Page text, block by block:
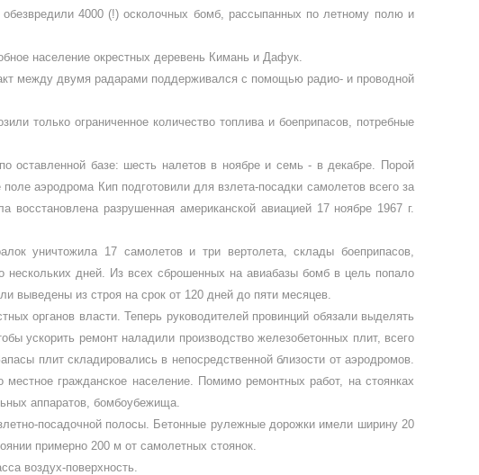
4000 (!) осколочных бомб, рассыпанных по летному полю и
население окре­стных деревень Кимань и Дафук.
между двумя радарами поддерживался с помощью радио- и проводной
только ограни­ченное количество топлива и боепри­пасов, потребные
оставленной базе: шесть налетов в ноябре и семь - в де­кабре. Порой
аэродрома Кип подготовили для взлета-посадки самолетов всего за
разрушен­ная американской авиацией 17 нояб­ре 1967 г.
уничтожила 17 самолетов и три вертолета, склады боеприпасов,
дней. Из всех сброшенных на авиабазы бомб в цель попало
выведены из строя на срок от 120 дней до пяти месяцев.
органов вла­сти. Теперь руководителей провин­ций обязали выделять
ускорить ремонт наладили произ­водство железобетонных плит, всего
плит складирова­лись в непосредственной близости от аэродромов.
граждан­ское население. Помимо ремонтных работ, на стоянках
аппара­тов, бомбоубежища.
посадочной полосы. Бетонные рулежные дорожки имели ширину 20
примерно 200 м от самолетных стоянок.
воздух-поверхность.